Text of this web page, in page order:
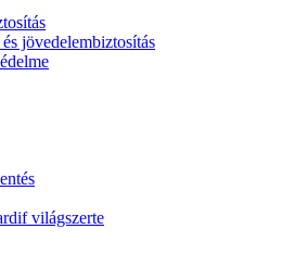
jövedelembiztosítás
világszerte